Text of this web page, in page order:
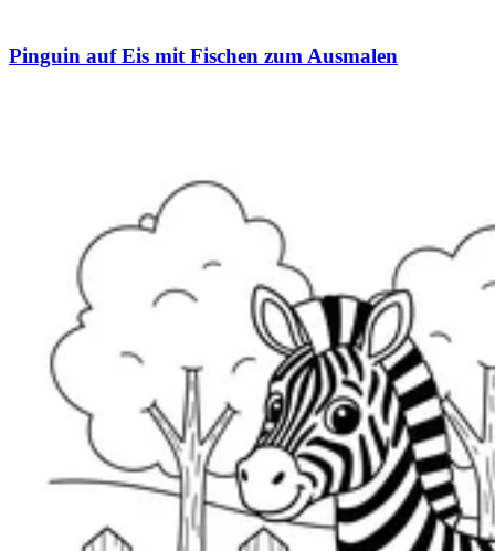
Pinguin auf Eis mit Fischen zum Ausmalen